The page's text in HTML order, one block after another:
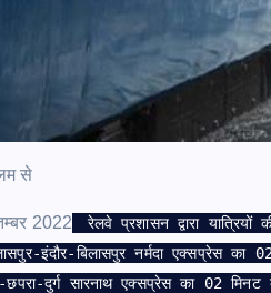
से
2022
रेलवे प्रशासन द्वारा
इंदौर-बिलासपुर नर्मदा एक्सप्रेस का
दुर्ग सारनाथ एक्सप्रेस का 02